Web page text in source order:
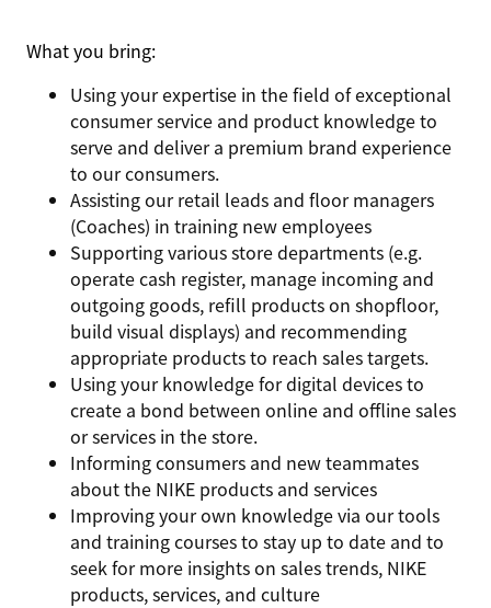
What you bring:
Using your expertise in the field of exceptional
consumer service and product knowledge to
serve and deliver a premium brand experience
to our consumers.
Assisting our retail leads and floor managers
(Coaches) in training new employees
Supporting various store departments (e.g.
operate cash register, manage incoming and
outgoing goods, refill products on shopfloor,
build visual displays) and recommending
appropriate products to reach sales targets.
Using your knowledge for digital devices to
create a bond between online and offline sales
or services in the store.
Informing consumers and new teammates
about the NIKE products and services
Improving your own knowledge via our tools
and training courses to stay up to date and to
seek for more insights on sales trends, NIKE
products, services, and culture